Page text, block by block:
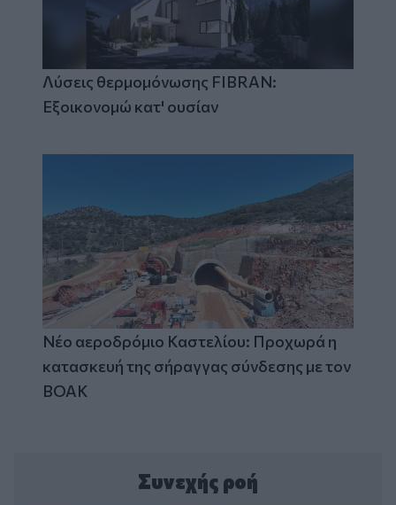
Λύσεις θερμομόνωσης FIBRAN:
Εξοικονομώ κατ' ουσίαν
Νέο αεροδρόμιο Καστελίου: Προχωρά η
κατασκευή της σήραγγας σύνδεσης με τον
ΒΟΑΚ
Συνεχής ροή